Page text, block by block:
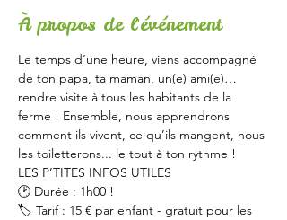
À propos de l'événement
Le temps d’une heure, viens accompagné
de ton papa, ta maman, un(e) ami(e)…
rendre visite à tous les habitants de la
ferme ! Ensemble, nous apprendrons
comment ils vivent, ce qu’ils mangent, nous
les toiletterons... le tout à ton rythme !
LES P’TITES INFOS UTILES
🕑 Durée : 1h00 !
🏷 Tarif : 15 € par enfant - gratuit pour les